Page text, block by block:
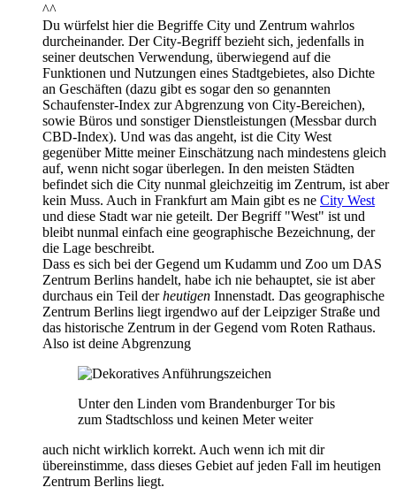
^^
Du würfelst hier die Begriffe City und Zentrum wahrlos
durcheinander. Der City-Begriff bezieht sich, jedenfalls in
seiner deutschen Verwendung, überwiegend auf die
Funktionen und Nutzungen eines Stadtgebietes, also Dichte
an Geschäften (dazu gibt es sogar den so genannten
Schaufenster-Index zur Abgrenzung von City-Bereichen),
sowie Büros und sonstiger Dienstleistungen (Messbar durch
CBD-Index). Und was das angeht, ist die City West
gegenüber Mitte meiner Einschätzung nach mindestens gleich
auf, wenn nicht sogar überlegen. In den meisten Städten
befindet sich die City nunmal gleichzeitig im Zentrum, ist aber
kein Muss. Auch in Frankfurt am Main gibt es ne City West
und diese Stadt war nie geteilt. Der Begriff "West" ist und
bleibt nunmal einfach eine geographische Bezeichnung, der
die Lage beschreibt.
Dass es sich bei der Gegend um Kudamm und Zoo um DAS
Zentrum Berlins handelt, habe ich nie behauptet, sie ist aber
durchaus ein Teil derheutigen Innenstadt. Das geographische
Zentrum Berlins liegt irgendwo auf der Leipziger Straße und
das historische Zentrum in der Gegend vom Roten Rathaus.
Also ist deine Abgrenzung
Unter den Linden vom Brandenburger Tor bis
zum Stadtschloss und keinen Meter weiter
auch nicht wirklich korrekt. Auch wenn ich mit dir
übereinstimme, dass dieses Gebiet auf jeden Fall im heutigen
Zentrum Berlins liegt.